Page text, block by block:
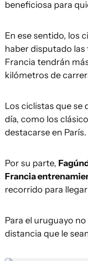
beneficiosa para
En ese sentido, los
haber disputado las
Francia tendrán
kilómetros de
Los ciclistas que se
día, como los
destacarse en París.
Por su parte,
Francia
recorrido para
Para el uruguayo
distancia que le